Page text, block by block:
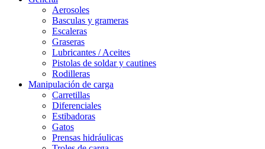
Aerosoles
Basculas y grameras
Escaleras
Graseras
Lubricantes / Aceites
Pistolas de soldar y cautines
Rodilleras
Manipulación de carga
Carretillas
Diferenciales
Estibadoras
Gatos
Prensas hidráulicas